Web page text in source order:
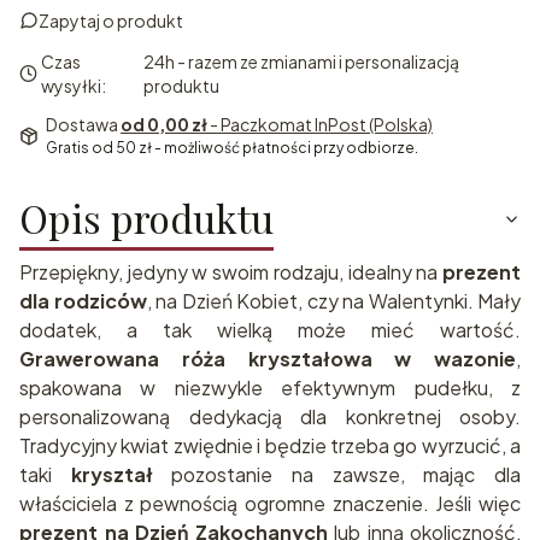
Zapytaj o produkt
Czas
wysyłki:
24h - razem ze zmianami i personalizacją
produktu
Dostawa od 0,00 zł- Paczkomat InPost (Polska)
Gratis od 50 zł - możliwość płatności przy odbiorze.
Opis produktu
Przepiękny, jedyny w swoim rodzaju, idealny na prezent
dla rodziców, na Dzień Kobiet, czy na Walentynki. Mały
dodatek, a tak wielką może mieć wartość.
Grawerowana róża kryształowa w wazonie,
spakowana w niezwykle efektywnym pudełku, z
personalizowaną dedykacją dla konkretnej osoby.
Tradycyjny kwiat zwiędnie i będzie trzeba go wyrzucić, a
taki kryształpozostanie na zawsze, mając dla
właściciela z pewnością ogromne znaczenie. Jeśli więc
prezent na Dzień Zakochanych lub inną okoliczność,